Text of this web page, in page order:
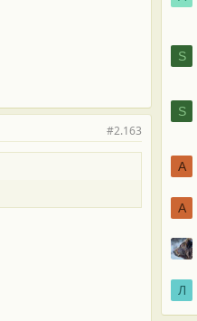
#2.163
S
S
А
А
Л